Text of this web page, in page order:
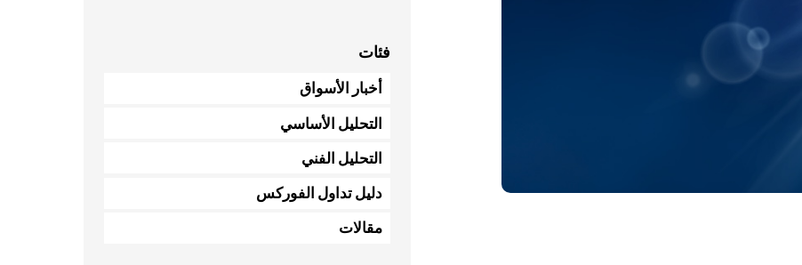
فئات
أخبار الأسواق
التحليل الأساسي
التحليل الفني
دليل تداول الفوركس
مقالات